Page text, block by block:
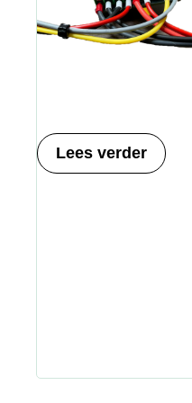
Lees verder